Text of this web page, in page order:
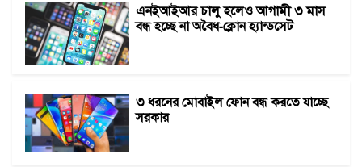
এনইআইআর চালু হলেও আগামী ৩ মাস
বন্ধ হচ্ছে না অবৈধ-ক্লোন হ্যান্ডসেট
৩ ধরনের মোবাইল ফোন বন্ধ করতে যাচ্ছে
সরকার